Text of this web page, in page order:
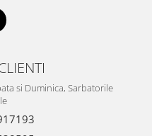
si Duminica, Sarbatorile